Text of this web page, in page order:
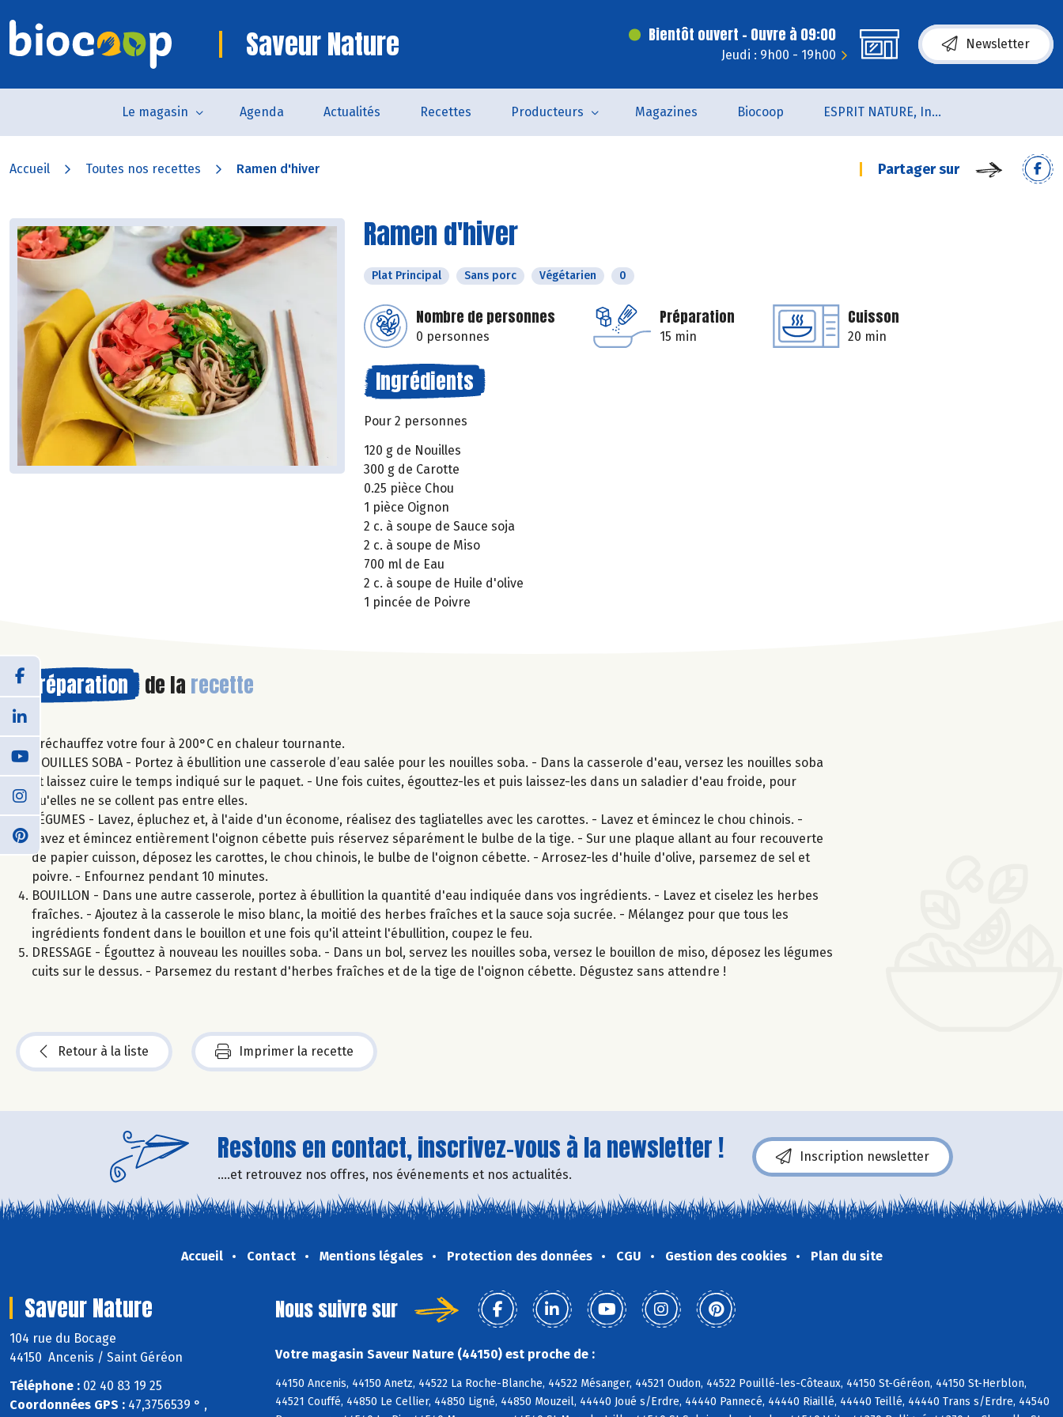
Saveur Nature Bientôt ouvert - Ouvre à 09:00
Jeudi : 9h00 - 19h00
Newsletter
Le magasin Agenda Actualités Recettes Producteurs Magazines Biocoop ESPRIT NATURE, Institut de Beauté et de Bien-être
Accueil Toutes nos recettes Ramen d'hiver Partager sur
Ramen d'hiver
Plat Principal Sans porc Végétarien 0
Nombre de personnes
0 personnes
Préparation
15 min
Cuisson
20 min
Ingrédients
Pour 2 personnes
120 g de Nouilles
300 g de Carotte
0.25 pièce Chou
1 pièce Oignon
2 c. à soupe de Sauce soja
2 c. à soupe de Miso
700 ml de Eau
2 c. à soupe de Huile d'olive
1 pincée de Poivre
Préparation de la recette
Préchauffez votre four à 200°C en chaleur tournante.
NOUILLES SOBA - Portez à ébullition une casserole d’eau salée pour les nouilles soba. - Dans la casserole d'eau, versez les nouilles soba
et laissez cuire le temps indiqué sur le paquet. - Une fois cuites, égouttez-les et puis laissez-les dans un saladier d'eau froide, pour
qu'elles ne se collent pas entre elles.
LÉGUMES - Lavez, épluchez et, à l'aide d'un économe, réalisez des tagliatelles avec les carottes. - Lavez et émincez le chou chinois. -
Lavez et émincez entièrement l'oignon cébette puis réservez séparément le bulbe de la tige. - Sur une plaque allant au four recouverte
de papier cuisson, déposez les carottes, le chou chinois, le bulbe de l'oignon cébette. - Arrosez-les d'huile d'olive, parsemez de sel et
poivre. - Enfournez pendant 10 minutes.
BOUILLON - Dans une autre casserole, portez à ébullition la quantité d'eau indiquée dans vos ingrédients. - Lavez et ciselez les herbes
fraîches. - Ajoutez à la casserole le miso blanc, la moitié des herbes fraîches et la sauce soja sucrée. - Mélangez pour que tous les
ingrédients fondent dans le bouillon et une fois qu'il atteint l'ébullition, coupez le feu.
DRESSAGE - Égouttez à nouveau les nouilles soba. - Dans un bol, servez les nouilles soba, versez le bouillon de miso, déposez les légumes
cuits sur le dessus. - Parsemez du restant d'herbes fraîches et de la tige de l'oignon cébette. Dégustez sans attendre !
Retour à la liste Imprimer la recette
Restons en contact, inscrivez-vous à la newsletter !
....et retrouvez nos offres, nos événements et nos actualités.
Inscription newsletter
Accueil Contact Mentions légales Protection des données CGU Gestion des cookies Plan du site
Saveur Nature
104 rue du Bocage
44150 Ancenis / Saint Géréon
Téléphone : 02 40 83 19 25
Coordonnées GPS : 47,3756539 ° ,
Nous suivre sur
Votre magasin Saveur Nature (44150) est proche de :
44150 Ancenis, 44150 Anetz, 44522 La Roche-Blanche, 44522 Mésanger, 44521 Oudon, 44522 Pouillé-les-Côteaux, 44150 St-Géréon, 44150 St-Herblon,
44521 Couffé, 44850 Le Cellier, 44850 Ligné, 44850 Mouzeil, 44440 Joué s/Erdre, 44440 Pannecé, 44440 Riaillé, 44440 Teillé, 44440 Trans s/Erdre, 44540